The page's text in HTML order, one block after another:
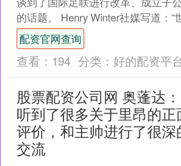
的话题。 Henry Winter社媒写道：“
杯并非国际足联可以出售的....
配资官网查询
查看： 194 分类： 好的配资平
股票配资公司网 奥蓬达：
听到了很多关于里昂的正
评价，和主帅进行了很深
交流